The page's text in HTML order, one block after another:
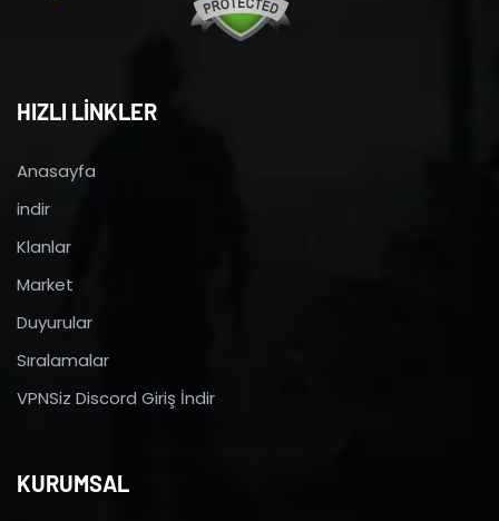
HIZLI LİNKLER
Anasayfa
indir
Klanlar
Market
Duyurular
Sıralamalar
VPNSiz Discord Giriş İndir
KURUMSAL